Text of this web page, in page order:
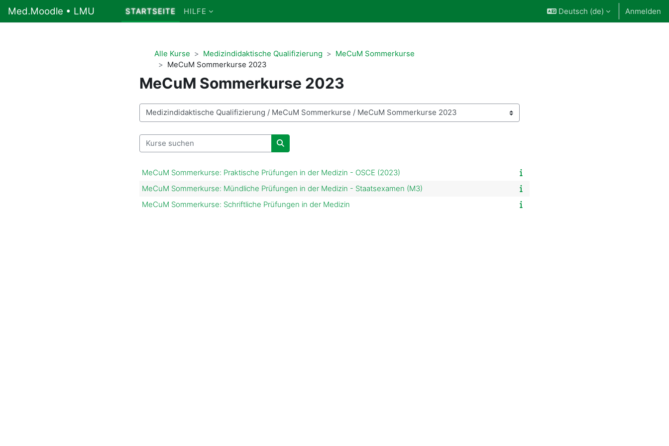
Med.Moodle • LMU STARTSEITE HILFE Deutsch ‎(de)‎ Anmelden
Alle Kurse Medizindidaktische Qualifizierung
MeCuM Sommerkurse
MeCuM Sommerkurse 2023
MeCuM Sommerkurse 2023
Kursbereiche
Kurse suchen
Kurse suchen
MeCuM Sommerkurse: Praktische Prüfungen in der Medizin - OSCE (2023)
MeCuM Sommerkurse: Mündliche Prüfungen in der Medizin - Staatsexamen (M3)
MeCuM Sommerkurse: Schriftliche Prüfungen in der Medizin